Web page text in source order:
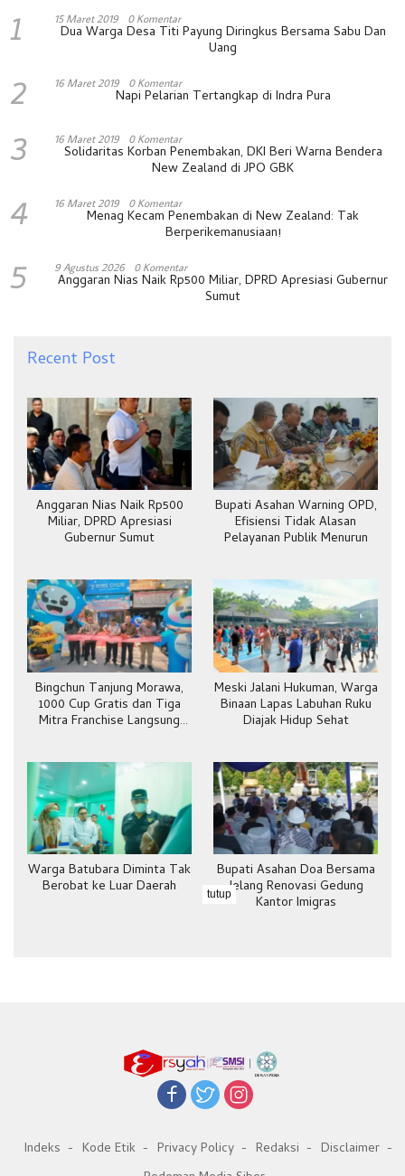
1 15 Maret 2019 0 Komentar
Dua Warga Desa Titi Payung Diringkus Bersama Sabu Dan
Uang
2 16 Maret 2019 0 Komentar
Napi Pelarian Tertangkap di Indra Pura
3 16 Maret 2019 0 Komentar
Solidaritas Korban Penembakan, DKI Beri Warna Bendera
New Zealand di JPO GBK
4 16 Maret 2019 0 Komentar
Menag Kecam Penembakan di New Zealand: Tak
Berperikemanusiaan!
5 9 Agustus 2026 0 Komentar
Anggaran Nias Naik Rp500 Miliar, DPRD Apresiasi Gubernur
Sumut
Recent Post
Anggaran Nias Naik Rp500
Miliar, DPRD Apresiasi
Gubernur Sumut
Bupati Asahan Warning OPD,
Efisiensi Tidak Alasan
Pelayanan Publik Menurun
Bingchun Tanjung Morawa,
1000 Cup Gratis dan Tiga
Mitra Franchise Langsung
Meski Jalani Hukuman, Warga
Binaan Lapas Labuhan Ruku
Diajak Hidup Sehat
Warga Batubara Diminta Tak
Berobat ke Luar Daerah
Bupati Asahan Doa Bersama
Jelang Renovasi Gedung
Kantor Imigras
Indeks Kode Etik Privacy Policy Redaksi
Disclaimer
tutup